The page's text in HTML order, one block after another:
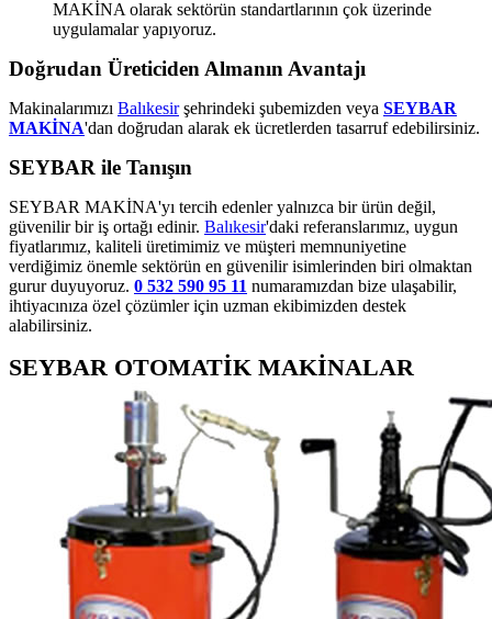
MAKİNA olarak sektörün standartlarının çok üzerinde
uygulamalar yapıyoruz.
Doğrudan Üreticiden Almanın Avantajı
Makinalarımızı Balıkesirşehrindeki şubemizden veya SEYBAR
MAKİNA'dan doğrudan alarak ek ücretlerden tasarruf edebilirsiniz.
SEYBAR ile Tanışın
SEYBAR MAKİNA'yı tercih edenler yalnızca bir ürün değil,
güvenilir bir iş ortağı edinir. Balıkesir'daki referanslarımız, uygun
fiyatlarımız, kaliteli üretimimiz ve müşteri memnuniyetine
verdiğimiz önemle sektörün en güvenilir isimlerinden biri olmaktan
gurur duyuyoruz. 0 532 590 95 11 numaramızdan bize ulaşabilir,
ihtiyacınıza özel çözümler için uzman ekibimizden destek
alabilirsiniz.
SEYBAR OTOMATİK MAKİNALAR